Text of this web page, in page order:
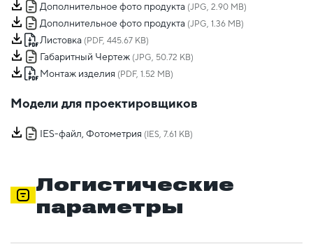
Дополнительное фото продукта (JPG, 2.90 MB)
Дополнительное фото продукта (JPG, 1.36 MB)
Листовка (PDF, 445.67 KB)
Габаритный Чертеж (JPG, 50.72 KB)
Монтаж изделия (PDF, 1.52 MB)
Модели для проектировщиков
IES-файл, Фотометрия (IES, 7.61 KB)
Логистические
параметры